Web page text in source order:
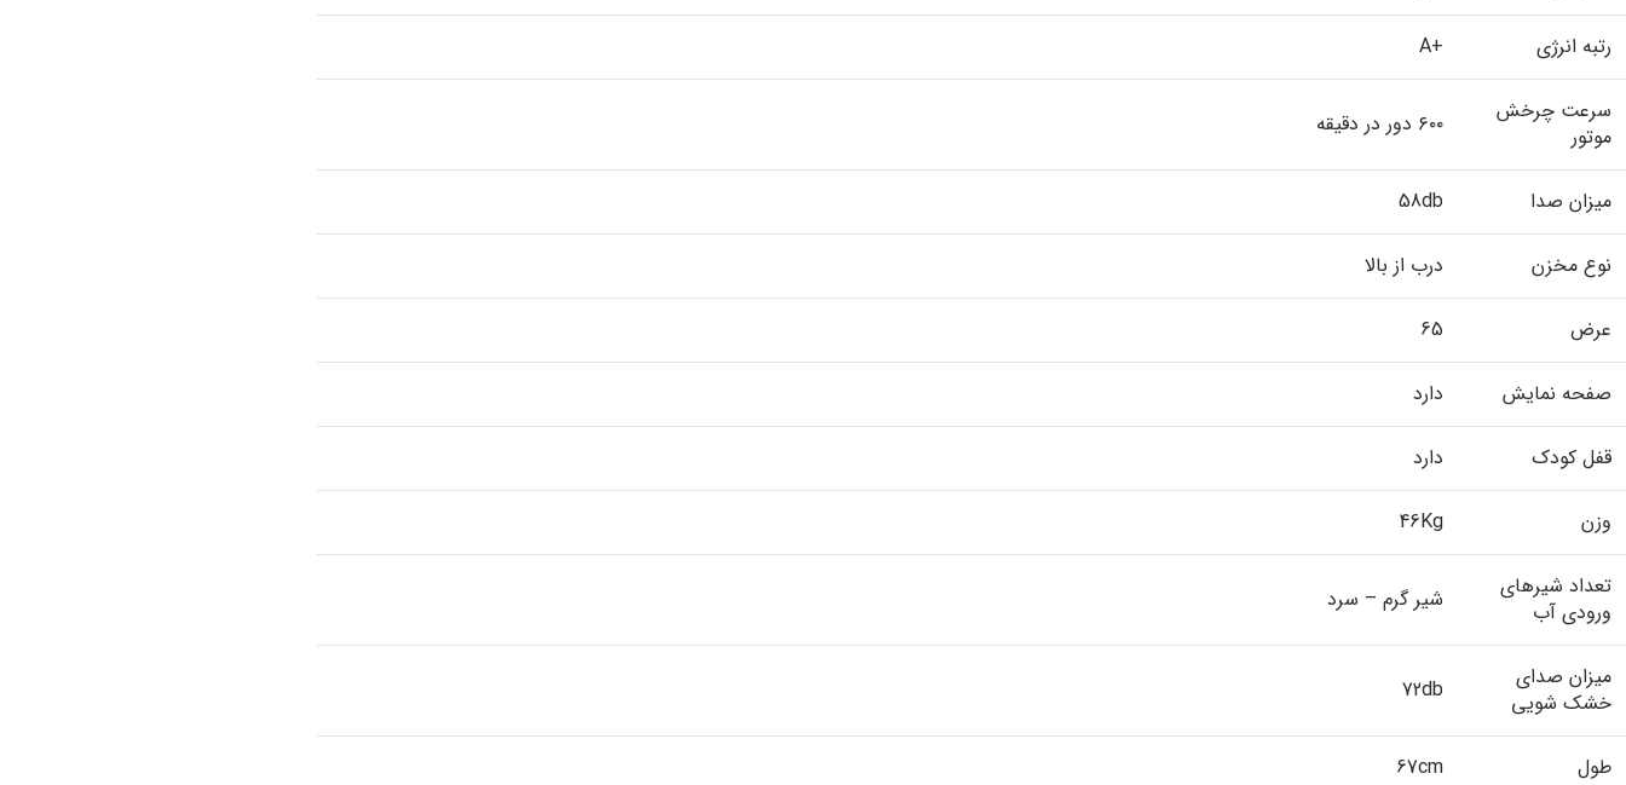
رتبه انرژی +A
سرعت چرخش
موتور
۶۰۰ دور در دقیقه
میزان صدا 58db
نوع مخزن درب از بالا
عرض 65
صفحه نمایش دارد
قفل کودک دارد
وزن 46Kg
تعداد شیرهای
ورودی آب
شیر گرم – سرد
میزان صدای
خشک شویی
72db
طول 67cm